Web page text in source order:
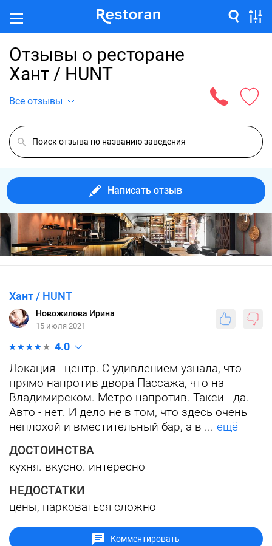
Отзывы о ресторане
Хант / HUNT
Все отзывы
Написать отзыв
Хант / HUNT
Новожилова Ирина
15 июля 2021
4.0
Локация - центр. С удивлением узнала, что
прямо напротив двора Пассажа, что на
Владимирском. Метро напротив. Такси - да.
Авто - нет. И дело не в том, что здесь очень
неплохой и вместительный бар, а в ... ещё
ДОСТОИНСТВА
кухня. вкусно. интересно
НЕДОСТАТКИ
цены, парковаться сложно
Комментировать